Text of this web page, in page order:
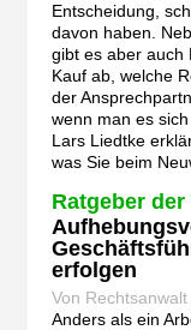
Entscheidung,
davon haben.
gibt es aber auch
Kauf ab, welche
der
wenn man es
Lars Liedtke
was Sie beim
Ratgeber der
erfolgen
Von
Anders als ein